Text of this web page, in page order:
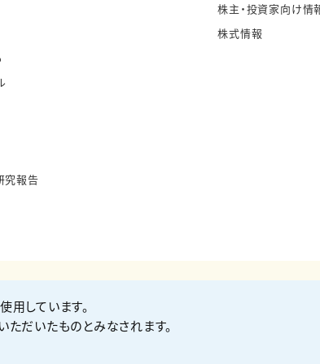
究報告
株主・投資家向け情
株式情報
せ
用しています。
だいたものとみなされます。